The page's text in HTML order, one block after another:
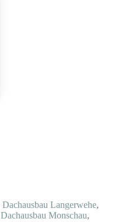
Dachausbau Langerwehe,
Dachausbau Monschau,